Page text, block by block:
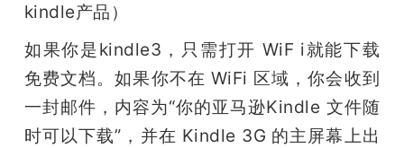
kindle产品）
如果你是kindle3，只需打开 WiF i就能下载
免费文档。如果你不在 WiFi 区域，你会收到
一封邮件，内容为“你的亚马逊Kindle 文件随
时可以下载”，并在 Kindle 3G 的主屏幕上出